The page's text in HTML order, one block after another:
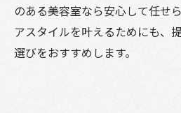
のある美容室なら安心して任せ
アスタイルを叶えるためにも、
選びをおすすめします。